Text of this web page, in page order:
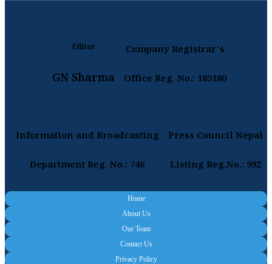
Editor
GN Sharma
Company Registrar's
Office Reg. No.: 185180
Information and Broadcasting
Department Reg. No.: 746
Press Council Nepal
Listing Reg.No.: 992
Home
About Us
Our Team
Contact Us
Privacy Policy